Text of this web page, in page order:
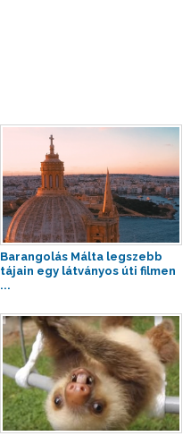
Barangolás Málta legszebb
tájain egy látványos úti filmen
...